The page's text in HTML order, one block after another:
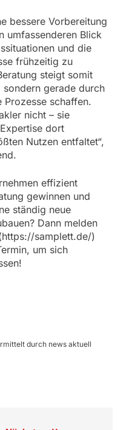
bessere Vorbereitung
umfassenderen Blick
und die
frühzeitig zu
steigt somit
gerade durch
schaffen.
nicht – sie
dort
Nutzen entfaltet“,
effizient
gewinnen und
ständig neue
Dann melden
samplett.de/)
um sich
durch news aktuell